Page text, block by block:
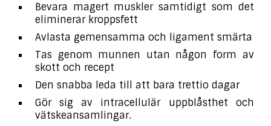
Bevara magert muskler samtidigt som det
eliminerar kroppsfett
Avlasta gemensamma och ligament smärta
Tas genom munnen utan någon form av
skott och recept
Den snabba leda till att bara trettio dagar
Gör sig av intracellulär uppblåsthet och
vätskeansamlingar.